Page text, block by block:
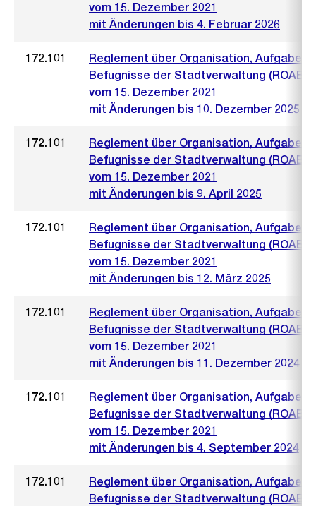
vom 15. Dezember 2021
mit Änderungen bis 4. Februar 2026
172.101
Reglement über Organisation, Aufgaben
Befugnisse der Stadtverwaltung (ROAB)
vom 15. Dezember 2021
mit Änderungen bis 10. Dezember 2025
172.101
Reglement über Organisation, Aufgaben
Befugnisse der Stadtverwaltung (ROAB)
vom 15. Dezember 2021
mit Änderungen bis 9. April 2025
172.101
Reglement über Organisation, Aufgaben
Befugnisse der Stadtverwaltung (ROAB)
vom 15. Dezember 2021
mit Änderungen bis 12. März 2025
172.101
Reglement über Organisation, Aufgaben
Befugnisse der Stadtverwaltung (ROAB)
vom 15. Dezember 2021
mit Änderungen bis 11. Dezember 2024
172.101
Reglement über Organisation, Aufgaben
Befugnisse der Stadtverwaltung (ROAB)
vom 15. Dezember 2021
mit Änderungen bis 4. September 2024
172.101
Reglement über Organisation, Aufgaben
Befugnisse der Stadtverwaltung (ROAB)